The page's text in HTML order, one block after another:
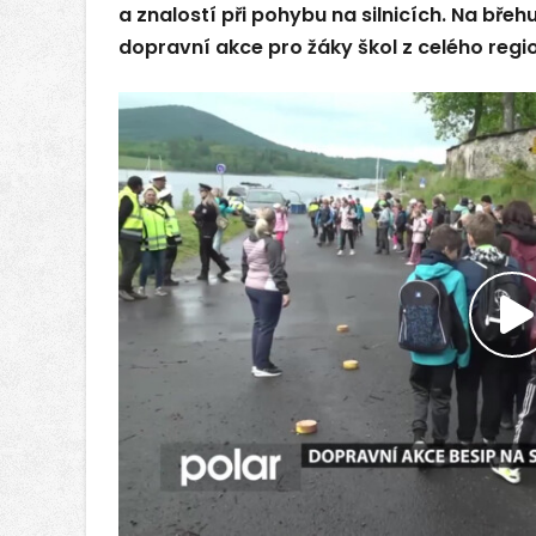
a znalostí při pohybu na silnicích. Na
dopravní akce pro žáky škol z celého